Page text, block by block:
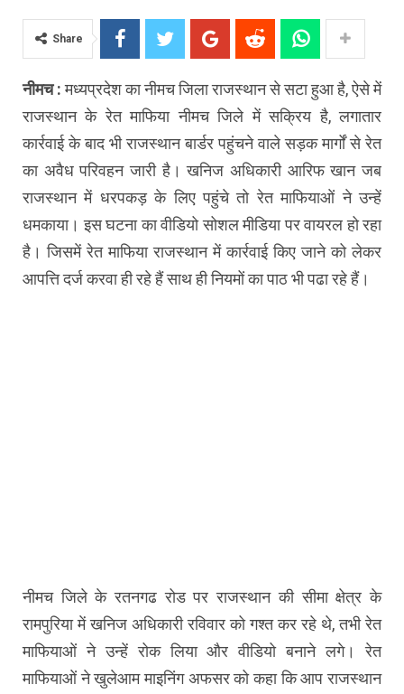
Share
नीमच :मध्यप्रदेश का नीमच जिला राजस्थान से सटा हुआ है, ऐसे में
राजस्थान के रेत माफिया नीमच जिले में सक्रिय है, लगातार
कार्रवाई के बाद भी राजस्थान बार्डर पहुंचने वाले सड़क मार्गों से रेत
का अवैध परिवहन जारी है। खनिज अधिकारी आरिफ खान जब
राजस्थान में धरपकड़ के लिए पहुंचे तो रेत माफियाओं ने उन्हें
धमकाया। इस घटना का वीडियो सोशल मीडिया पर वायरल हो रहा
है। जिसमें रेत माफिया राजस्थान में कार्रवाई किए जाने को लेकर
आपत्ति दर्ज करवा ही रहे हैं साथ ही नियमों का पाठ भी पढा रहे हैं।
नीमच जिले के रतनगढ रोड पर राजस्थान की सीमा क्षेत्र के
रामपुरिया में खनिज अधिकारी रविवार को गश्त कर रहे थे, तभी रेत
माफियाओं ने उन्हें रोक लिया और वीडियो बनाने लगे। रेत
माफियाओं ने खुलेआम माइनिंग अफसर को कहा कि आप राजस्थान